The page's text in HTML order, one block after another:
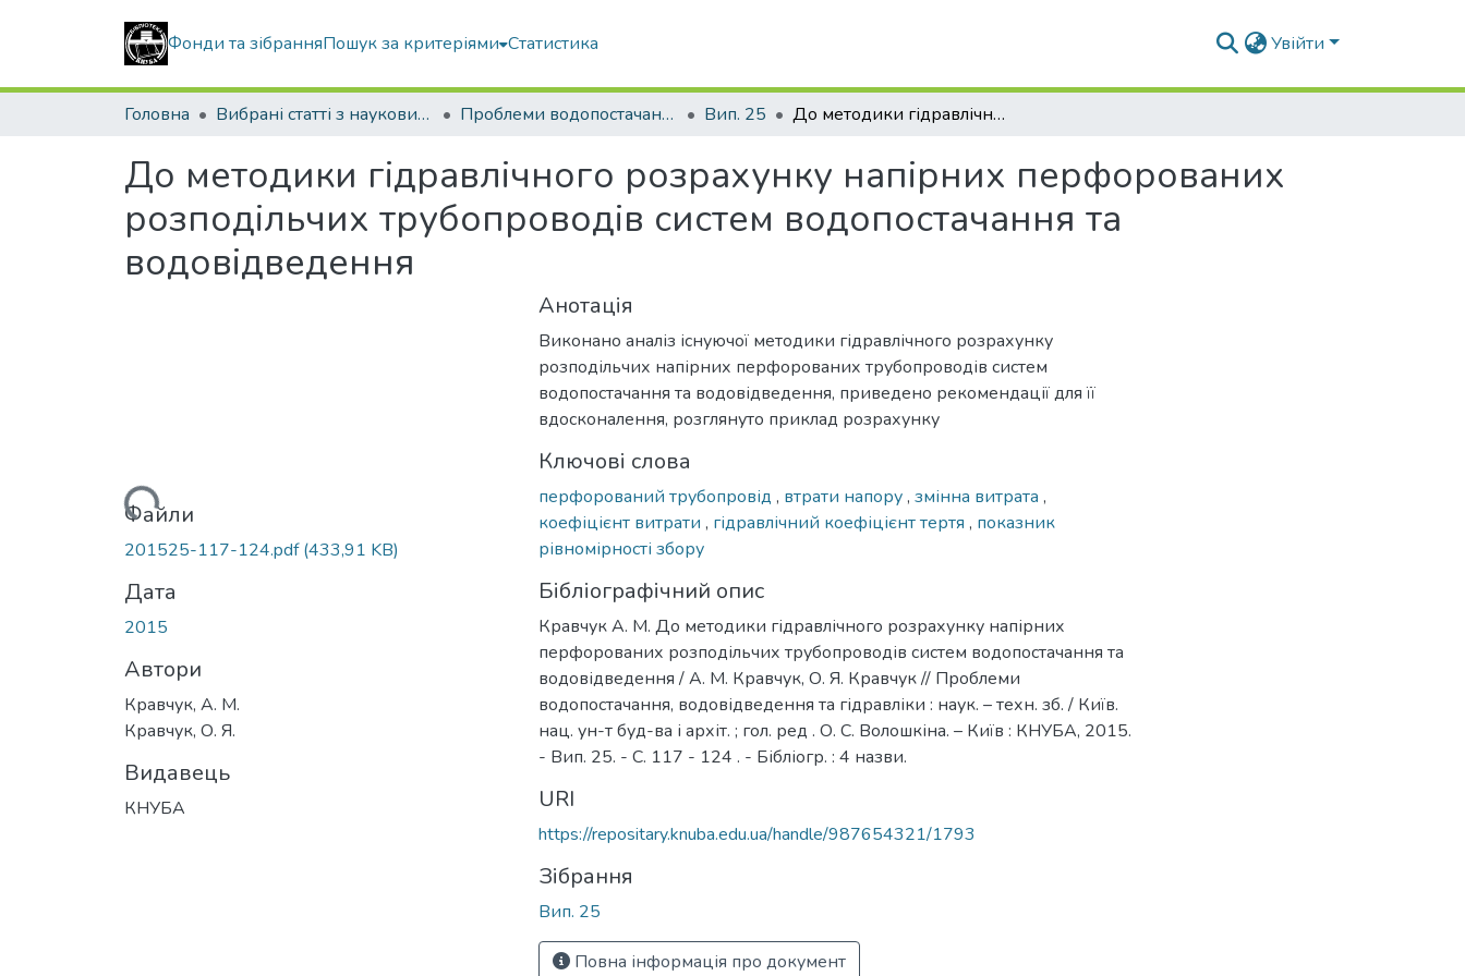
Фонди та зібранняПошук за критеріями Статистика Увійти
Головна Вибрані статті з наукових збірників КНУБА Проблеми водопостачання, водовідведення та гідравліки Вип. 25 До методики гідравлічного розрахунку напірних перфорованих розподільчих трубопроводів систем водопостачання та водовідведення
До методики гідравлічного розрахунку напірних перфорованих
розподільчих трубопроводів систем водопостачання та
водовідведення
Вантажиться...Файли
201525-117-124.pdf(433,91 KB)
Дата
2015
Автори
Кравчук, А. М.
Кравчук, О. Я.
Видавець
КНУБА
Анотація
Виконано аналіз існуючої методики гідравлічного розрахунку
розподільчих напірних перфорованих трубопроводів систем
водопостачання та водовідведення, приведено рекомендації для її
вдосконалення, розглянуто приклад розрахунку
Ключові слова
перфорований трубопровід , втрати напору, змінна витрата ,
коефіцієнт витрати , гідравлічний коефіцієнт тертя , показник
рівномірності збору
Бібліографічний опис
Кравчук А. М. До методики гідравлічного розрахунку напірних
перфорованих розподільчих трубопроводів систем водопостачання та
водовідведення / А. М. Кравчук, О. Я. Кравчук // Проблеми
водопостачання, водовідведення та гідравліки : наук. – техн. зб. / Київ.
нац. ун-т буд-ва і архіт. ; гол. ред . О. С. Волошкіна. – Київ : КНУБА, 2015.
- Вип. 25. - С. 117 - 124 . - Бібліогр. : 4 назви.
URI
https://repositary.knuba.edu.ua/handle/987654321/1793
Зібрання
Вип. 25
Повна інформація про документ